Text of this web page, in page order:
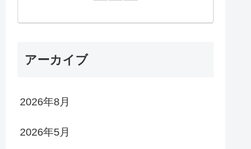
アーカイブ
2026年8月
2026年5月